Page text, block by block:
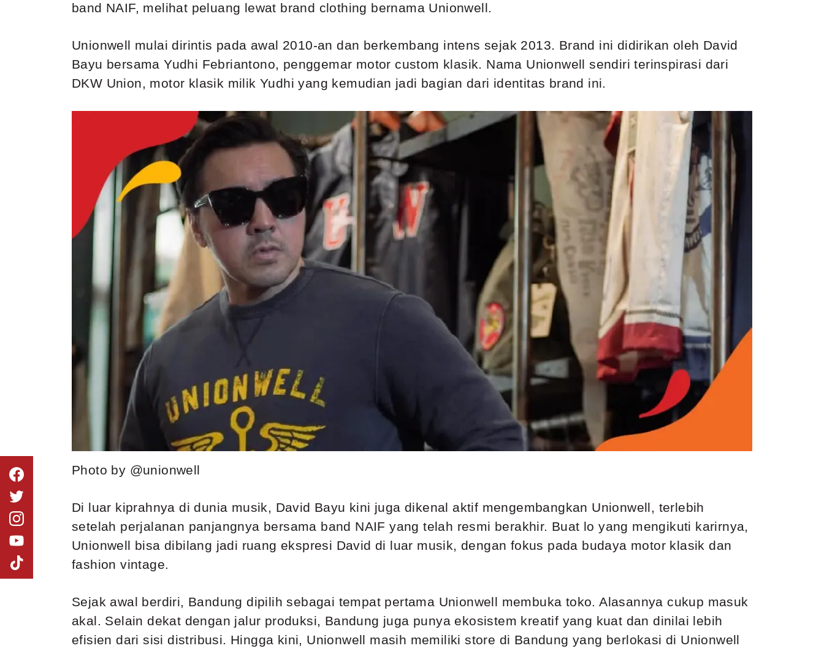
band NAIF, melihat peluang lewat brand clothing bernama Unionwell.
Unionwell mulai dirintis pada awal 2010-an dan berkembang intens sejak 2013. Brand ini didirikan oleh David
Bayu bersama Yudhi Febriantono, penggemar motor custom klasik. Nama Unionwell sendiri terinspirasi dari
DKW Union, motor klasik milik Yudhi yang kemudian jadi bagian dari identitas brand ini.
Photo by @unionwell
Di luar kiprahnya di dunia musik, David Bayu kini juga dikenal aktif mengembangkan Unionwell, terlebih
setelah perjalanan panjangnya bersama band NAIF yang telah resmi berakhir. Buat lo yang mengikuti karirnya,
Unionwell bisa dibilang jadi ruang ekspresi David di luar musik, dengan fokus pada budaya motor klasik dan
fashion vintage.
Sejak awal berdiri, Bandung dipilih sebagai tempat pertama Unionwell membuka toko. Alasannya cukup masuk
akal. Selain dekat dengan jalur produksi, Bandung juga punya ekosistem kreatif yang kuat dan dinilai lebih
efisien dari sisi distribusi. Hingga kini, Unionwell masih memiliki store di Bandung yang berlokasi di Unionwell